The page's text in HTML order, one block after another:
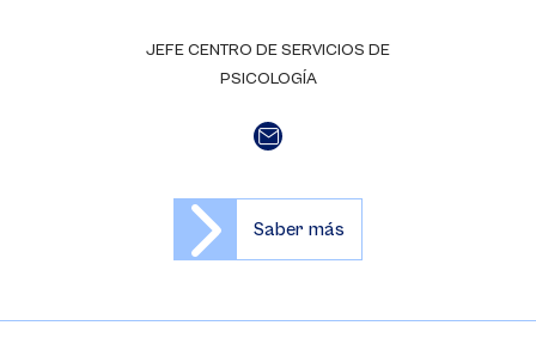
JEFE CENTRO DE SERVICIOS DE
PSICOLOGÍA
Saber más